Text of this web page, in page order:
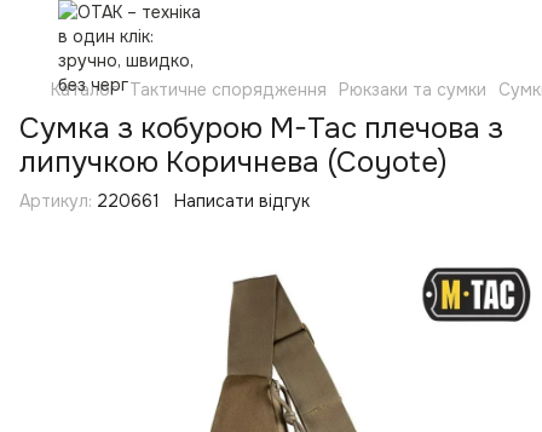
Каталог Тактичне спорядження Рюкзаки та сумки
Сумка з кобурою M-Tac плечова з
липучкою Коричнева (Coyote)
Артикул: 220661 Написати відгук